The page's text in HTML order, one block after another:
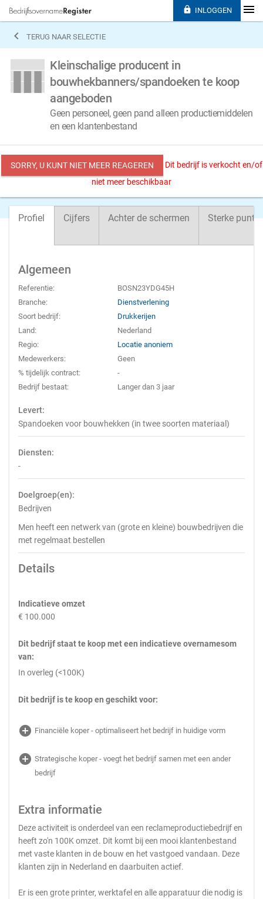
 TERUG NAAR SELECTIE
Kleinschalige producent in
bouwhekbanners/spandoeken te koop
aangeboden
Geen personeel, geen pand alleen productiemiddelen
en een klantenbestand
SORRY, U KUNT NIET MEER REAGEREN
Dit bedrijf is verkocht en/of
niet meer beschikbaar
Profiel Cijfers Achter de schermen Sterke
Algemeen
Referentie:
BOSN23YDG45H
Branche:
Dienstverlening
Soort bedrijf:
Drukkerijen
Land:
Nederland
Regio:
Locatie anoniem
Medewerkers:
Geen
% tijdelijk contract:
-
Bedrijf bestaat:
Langer dan 3 jaar
Levert:
Spandoeken voor bouwhekken (in twee soorten materiaal)
Diensten:
-
Doelgroep(en):
Bedrijven
Men heeft een netwerk van (grote en kleine) bouwbedrijven die
met regelmaat bestellen
Details
Indicatieve omzet
€ 100.000
Dit bedrijf staat te koop met een indicatieve overnamesom
van:
In overleg (<100K)
Dit bedrijf is te koop en geschikt voor:
add_circle Financiële koper - optimaliseert het bedrijf in huidige vorm
add_circle Strategische koper - voegt het bedrijf samen met een ander
bedrijf
Extra informatie
Deze activiteit is onderdeel van een reclameproductiebedrijf en
heeft zo'n 100K omzet. Dit komt bij een mooi klantenbestand
met vaste klanten in de bouw en het vastgoed vandaan. Deze
klanten zijn in Nederland en daarbuiten actief.
Er is een grote printer, werktafel en alle apparatuur die nodig is
 INLOGGEN